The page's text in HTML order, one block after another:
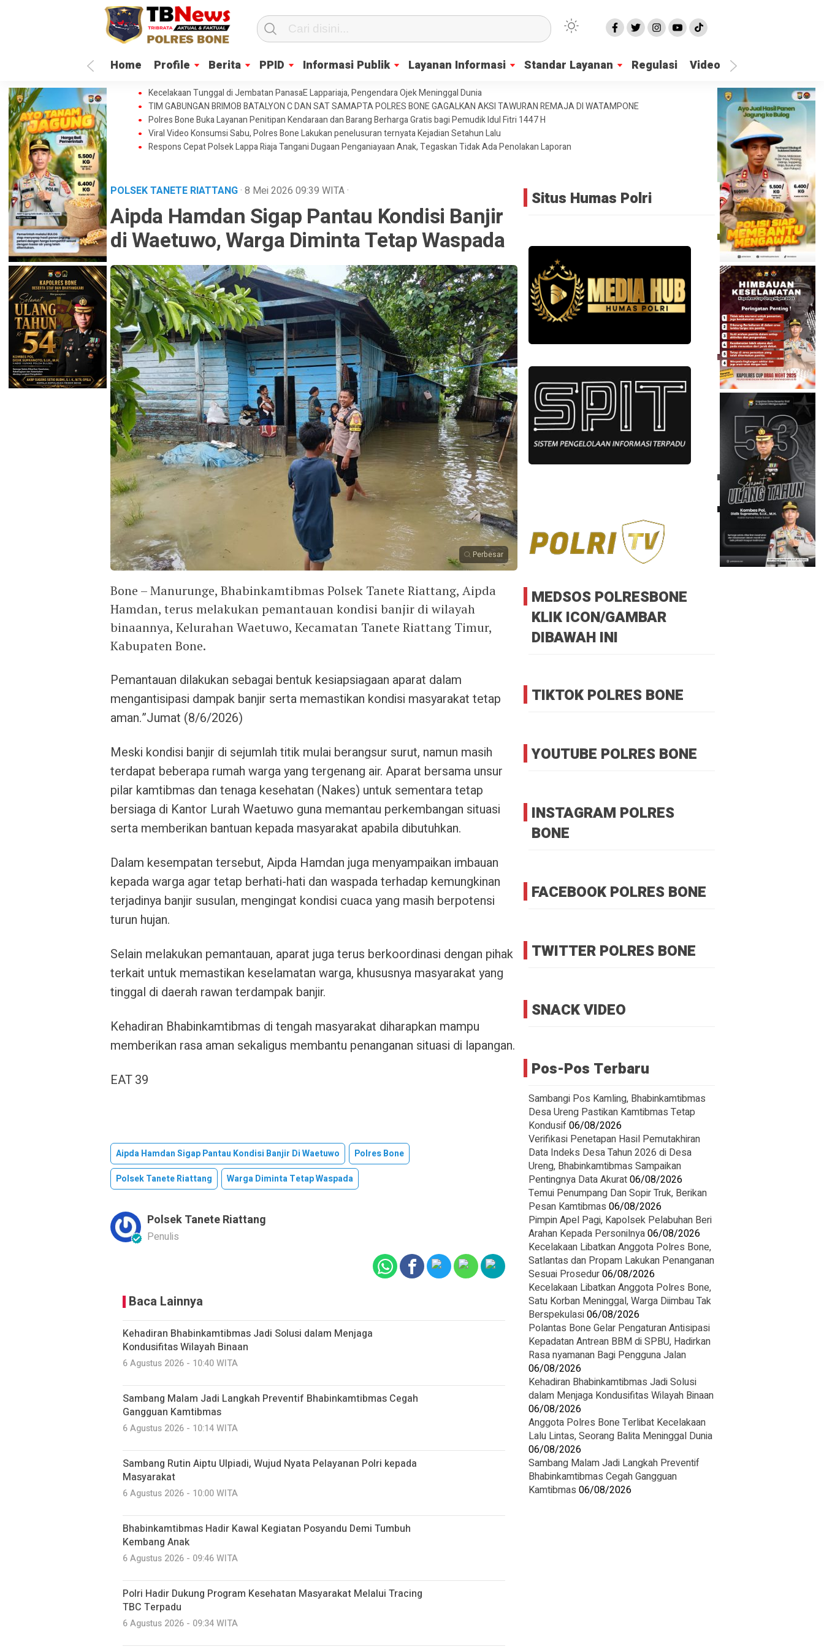
Home Profile Berita PPID Informasi Publik Layanan Informasi Standar Layanan Regulasi Video Lapor Gangguan
Kecelakaan Tunggal di Jembatan PanasaE Lappariaja, Pengendara Ojek Meninggal Dunia
TIM GABUNGAN BRIMOB BATALYON C DAN SAT SAMAPTA POLRES BONE GAGALKAN AKSI TAWURAN REMAJA DI WATAMPONE
Polres Bone Buka Layanan Penitipan Kendaraan dan Barang Berharga Gratis bagi Pemudik Idul Fitri 1447 H
Viral Video Konsumsi Sabu, Polres Bone Lakukan penelusuran ternyata Kejadian Setahun Lalu
Respons Cepat Polsek Lappa Riaja Tangani Dugaan Penganiayaan Anak, Tegaskan Tidak Ada Penolakan Laporan
POLSEK TANETE RIATTANG· 8 Mei 2026 09:39 WITA·
Aipda Hamdan Sigap Pantau Kondisi Banjir
di Waetuwo, Warga Diminta Tetap Waspada
Perbesar
Bone – Manurunge, Bhabinkamtibmas Polsek Tanete Riattang, Aipda
Hamdan, terus melakukan pemantauan kondisi banjir di wilayah
binaannya, Kelurahan Waetuwo, Kecamatan Tanete Riattang Timur,
Kabupaten Bone.
Pemantauan dilakukan sebagai bentuk kesiapsiagaan aparat dalam
mengantisipasi dampak banjir serta memastikan kondisi masyarakat tetap
aman.”Jumat (8/6/2026)
Meski kondisi banjir di sejumlah titik mulai berangsur surut, namun masih
terdapat beberapa rumah warga yang tergenang air. Aparat bersama unsur
pilar kamtibmas dan tenaga kesehatan (Nakes) untuk sementara tetap
bersiaga di Kantor Lurah Waetuwo guna memantau perkembangan situasi
serta memberikan bantuan kepada masyarakat apabila dibutuhkan.
Dalam kesempatan tersebut, Aipda Hamdan juga menyampaikan imbauan
kepada warga agar tetap berhati-hati dan waspada terhadap kemungkinan
terjadinya banjir susulan, mengingat kondisi cuaca yang masih berpotensi
turun hujan.
Selain melakukan pemantauan, aparat juga terus berkoordinasi dengan pihak
terkait untuk memastikan keselamatan warga, khususnya masyarakat yang
tinggal di daerah rawan terdampak banjir.
Kehadiran Bhabinkamtibmas di tengah masyarakat diharapkan mampu
memberikan rasa aman sekaligus membantu penanganan situasi di lapangan.
EAT 39
Aipda Hamdan Sigap Pantau Kondisi Banjir Di Waetuwo
Polres Bone
Polsek Tanete Riattang
Warga Diminta Tetap Waspada
Polsek Tanete Riattang
Penulis
Baca Lainnya
Kehadiran Bhabinkamtibmas Jadi Solusi dalam Menjaga
Kondusifitas Wilayah Binaan
6 Agustus 2026 - 10:40 WITA
Sambang Malam Jadi Langkah Preventif Bhabinkamtibmas Cegah
Gangguan Kamtibmas
6 Agustus 2026 - 10:14 WITA
Sambang Rutin Aiptu Ulpiadi, Wujud Nyata Pelayanan Polri kepada
Masyarakat
6 Agustus 2026 - 10:00 WITA
Bhabinkamtibmas Hadir Kawal Kegiatan Posyandu Demi Tumbuh
Kembang Anak
6 Agustus 2026 - 09:46 WITA
Polri Hadir Dukung Program Kesehatan Masyarakat Melalui Tracing
TBC Terpadu
6 Agustus 2026 - 09:34 WITA
Situs Humas Polri
MEDSOS POLRESBONE
KLIK ICON/GAMBAR
DIBAWAH INI
TIKTOK POLRES BONE
YOUTUBE POLRES BONE
INSTAGRAM POLRES
BONE
FACEBOOK POLRES BONE
TWITTER POLRES BONE
SNACK VIDEO
Pos-Pos Terbaru
Sambangi Pos Kamling, Bhabinkamtibmas
Desa Ureng Pastikan Kamtibmas Tetap
Kondusif06/08/2026
Verifikasi Penetapan Hasil Pemutakhiran
Data Indeks Desa Tahun 2026 di Desa
Ureng, Bhabinkamtibmas Sampaikan
Pentingnya Data Akurat06/08/2026
Temui Penumpang Dan Sopir Truk, Berikan
Pesan Kamtibmas 06/08/2026
Pimpin Apel Pagi, Kapolsek Pelabuhan Beri
Arahan Kepada Personilnya06/08/2026
Kecelakaan Libatkan Anggota Polres Bone,
Satlantas dan Propam Lakukan Penanganan
Sesuai Prosedur06/08/2026
Kecelakaan Libatkan Anggota Polres Bone,
Satu Korban Meninggal, Warga Diimbau Tak
Berspekulasi06/08/2026
Polantas Bone Gelar Pengaturan Antisipasi
Kepadatan Antrean BBM di SPBU, Hadirkan
Rasa nyamanan Bagi Pengguna Jalan
06/08/2026
Kehadiran Bhabinkamtibmas Jadi Solusi
dalam Menjaga Kondusifitas Wilayah Binaan
06/08/2026
Anggota Polres Bone Terlibat Kecelakaan
Lalu Lintas, Seorang Balita Meninggal Dunia
06/08/2026
Sambang Malam Jadi Langkah Preventif
Bhabinkamtibmas Cegah Gangguan
Kamtibmas 06/08/2026